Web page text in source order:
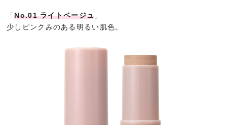
「No.01 ライトベージュ 」
少しピンクみのある明るい肌色。